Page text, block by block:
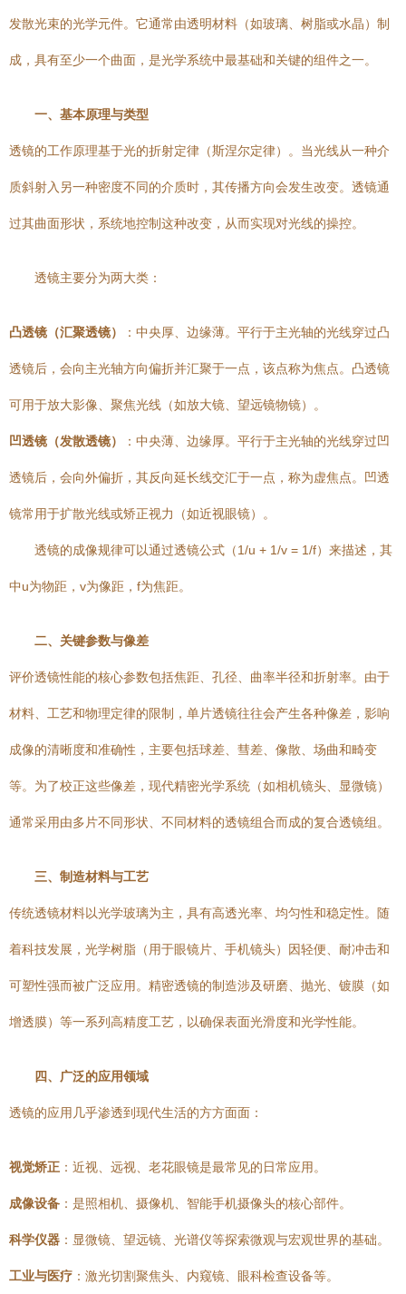
发散光束的光学元件。它通常由透明材料（如玻璃、树脂或水晶）制
成，具有至少一个曲面，是光学系统中最基础和关键的组件之一。
一、基本原理与类型
透镜的工作原理基于光的折射定律（斯涅尔定律）。当光线从一种介
质斜射入另一种密度不同的介质时，其传播方向会发生改变。透镜通
过其曲面形状，系统地控制这种改变，从而实现对光线的操控。
透镜主要分为两大类：
凸透镜（汇聚透镜） ：中央厚、边缘薄。平行于主光轴的光线穿过凸
透镜后，会向主光轴方向偏折并汇聚于一点，该点称为焦点。凸透镜
可用于放大影像、聚焦光线（如放大镜、望远镜物镜）。
凹透镜（发散透镜） ：中央薄、边缘厚。平行于主光轴的光线穿过凹
透镜后，会向外偏折，其反向延长线交汇于一点，称为虚焦点。凹透
镜常用于扩散光线或矫正视力（如近视眼镜）。
透镜的成像规律可以通过透镜公式（1/u + 1/v = 1/f）来描述，其
中u为物距，v为像距，f为焦距。
二、关键参数与像差
评价透镜性能的核心参数包括焦距、孔径、曲率半径和折射率。由于
材料、工艺和物理定律的限制，单片透镜往往会产生各种像差，影响
成像的清晰度和准确性，主要包括球差、彗差、像散、场曲和畸变
等。为了校正这些像差，现代精密光学系统（如相机镜头、显微镜）
通常采用由多片不同形状、不同材料的透镜组合而成的复合透镜组。
三、制造材料与工艺
传统透镜材料以光学玻璃为主，具有高透光率、均匀性和稳定性。随
着科技发展，光学树脂（用于眼镜片、手机镜头）因轻便、耐冲击和
可塑性强而被广泛应用。精密透镜的制造涉及研磨、抛光、镀膜（如
增透膜）等一系列高精度工艺，以确保表面光滑度和光学性能。
四、广泛的应用领域
透镜的应用几乎渗透到现代生活的方方面面：
视觉矫正 ：近视、远视、老花眼镜是最常见的日常应用。
成像设备 ：是照相机、摄像机、智能手机摄像头的核心部件。
科学仪器 ：显微镜、望远镜、光谱仪等探索微观与宏观世界的基础。
工业与医疗 ：激光切割聚焦头、内窥镜、眼科检查设备等。